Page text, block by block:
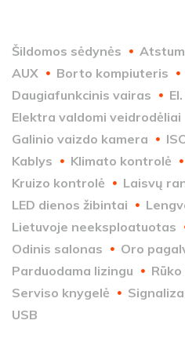
Šildomos sėdynės
AUX
Borto kompiuteris
Daugiafunkcinis vairas
Elektra valdomi veidrodėliai
Galinio vaizdo kamera
Kablys
Klimato kontrolė
Kruizo kontrolė
Laisvų
LED dienos žibintai
Lietuvoje neeksploatuotas
Odinis salonas
Oro
Parduodama lizingu
Serviso knygelė
USB